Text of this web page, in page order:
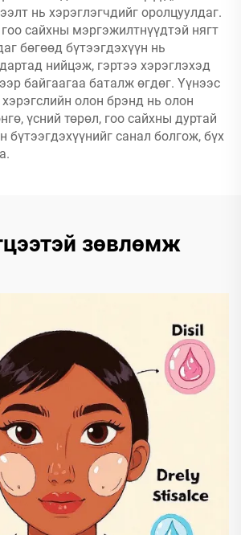
нь хэрэглэгчдийг оролцуулдаг.
сайхны мэргэжилтнүүдтэй нягт
бөгөөд бүтээгдэхүүн нь
нийцэж, гэртээ хэрэглэхэд
байгаагаа баталж өгдөг. Үүнээс
олон брэнд нь олон
үсний төрөл, гоо сайхны дуртай
бүтээгдэхүүнийг санал болгож, бүх
зөвлөмж